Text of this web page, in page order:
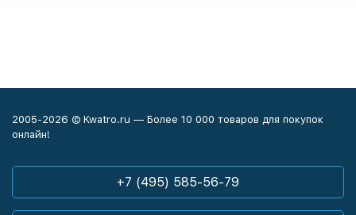
2005-2026 © Kwatro.ru — Более 10 000 товаров для покупок
онлайн!
+7 (495) 585-56-79